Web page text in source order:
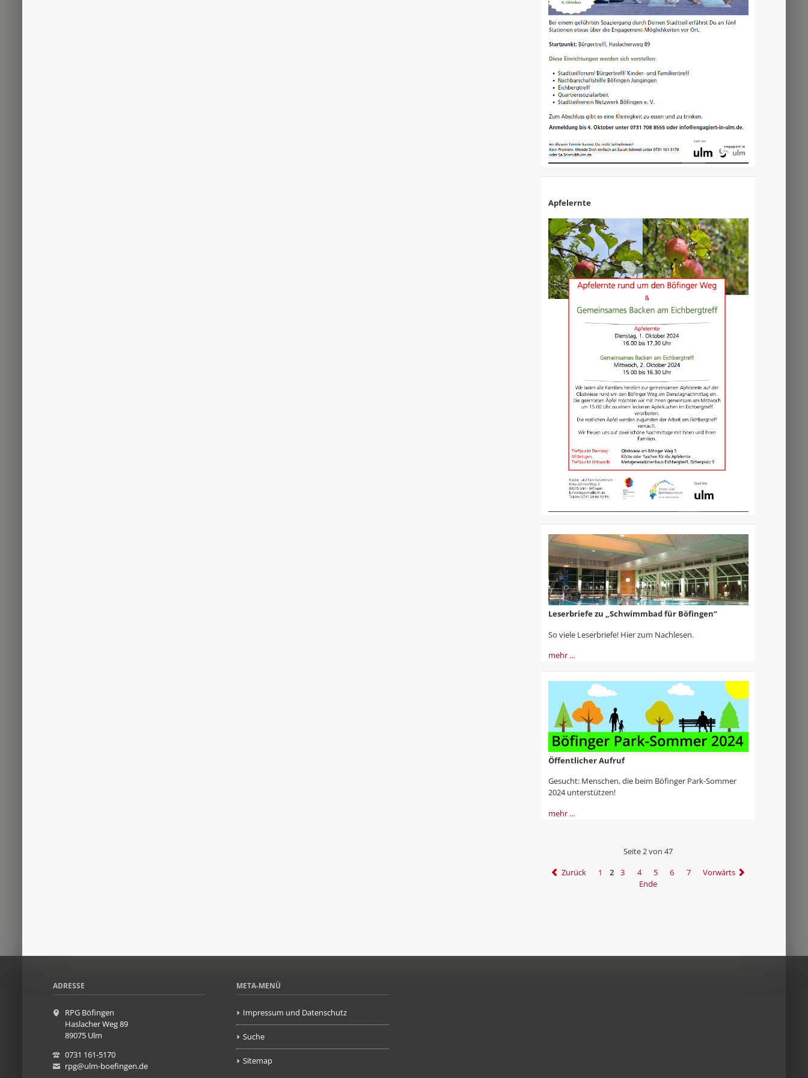
Apfelernte
Leserbriefe zu „Schwimmbad für Böfingen“
So viele Leserbriefe! Hier zum Nachlesen.
mehr …
Öffentlicher Aufruf
Gesucht: Menschen, die beim Böfinger Park-Sommer
2024 unterstützen!
mehr …
Seite 2 von 47
Zurück
1 2 3 4 5 6 7
Vorwärts
Ende
ADRESSE
RPG Böfingen
Haslacher Weg 89
89075 Ulm
0731 161-5170
rpg@ulm-boefingen.de
META-MENÜ
Impressum und Datenschutz
Suche
Sitemap